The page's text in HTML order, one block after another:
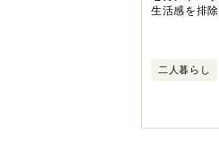
生活感を排
二人暮らし